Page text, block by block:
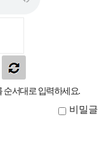
순서대로 입력하세요.
비밀글